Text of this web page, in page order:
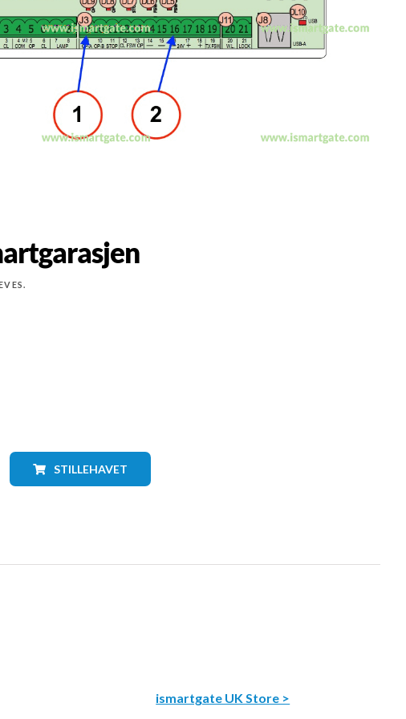
STILLEHAVET
ismartgate UK Store >